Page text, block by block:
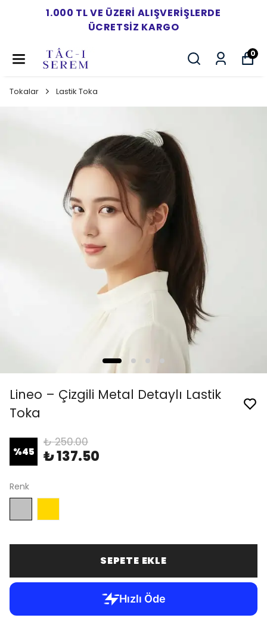
1.000 TL VE ÜZERI ALIŞVERIŞLERDE
ÜCRETSIZ KARGO
0
Tokalar Lastik Toka
Lineo – Çizgili Metal Detaylı Lastik
Toka
%45
₺ 250.00
₺ 137.50
Renk
SEPETE EKLE